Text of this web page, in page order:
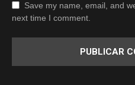
Save my name, email, and
next time I comment.